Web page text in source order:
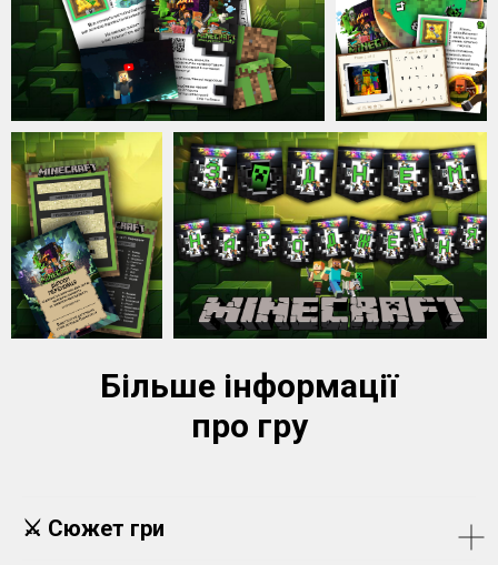
Більше інформації
про гру
⚔️ Сюжет гри